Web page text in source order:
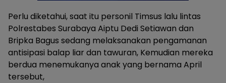
Perlu diketahui, saat itu personil Timsus lalu lintas
Polrestabes Surabaya Aiptu Dedi Setiawan dan
Bripka Bagus sedang melaksanakan pengamanan
antisipasi balap liar dan tawuran, Kemudian mereka
berdua menemukanya anak yang bernama April
tersebut,